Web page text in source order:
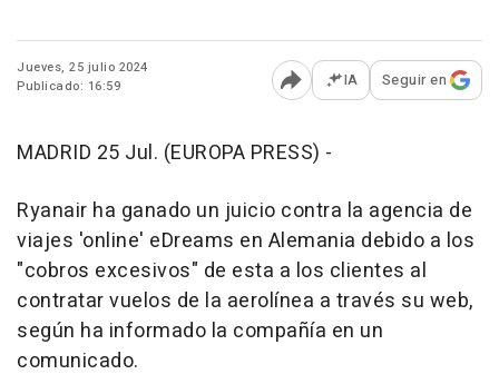
Jueves, 25 julio 2024
Publicado: 16:59
Abrir opciones para
IA Seguir en
MADRID 25 Jul. (EUROPA PRESS) -
Ryanair ha ganado un juicio contra la agencia de
viajes 'online' eDreams en Alemania debido a los
"cobros excesivos" de esta a los clientes al
contratar vuelos de la aerolínea a través su web,
según ha informado la compañía en un
comunicado.